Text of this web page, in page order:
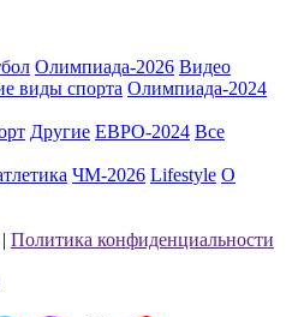
Олимпиада-2026 Видео
виды спорта Олимпиада-2024
Другие ЕВРО-2024 Все
ЧМ-2026 Lifestyle О
Политика конфиденциальности